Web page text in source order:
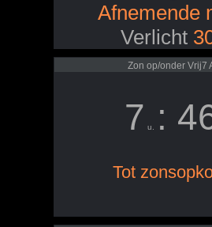
Afnemende
Verlicht
Zon op/onder Vrij7
7 u. :
Tot